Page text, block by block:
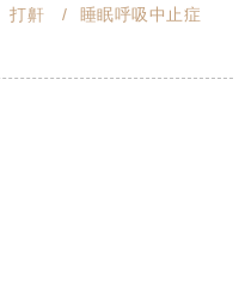
打鼾
睡眠呼吸中止症